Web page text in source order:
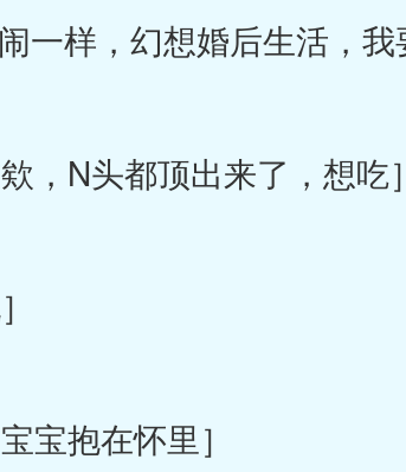
样，幻想婚后生活，我
N头都顶出来了，想吃］
宝抱在怀里］